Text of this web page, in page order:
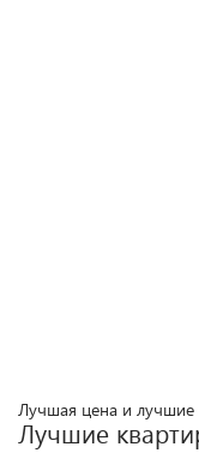
Лучшая цена и лучшие
Лучшие